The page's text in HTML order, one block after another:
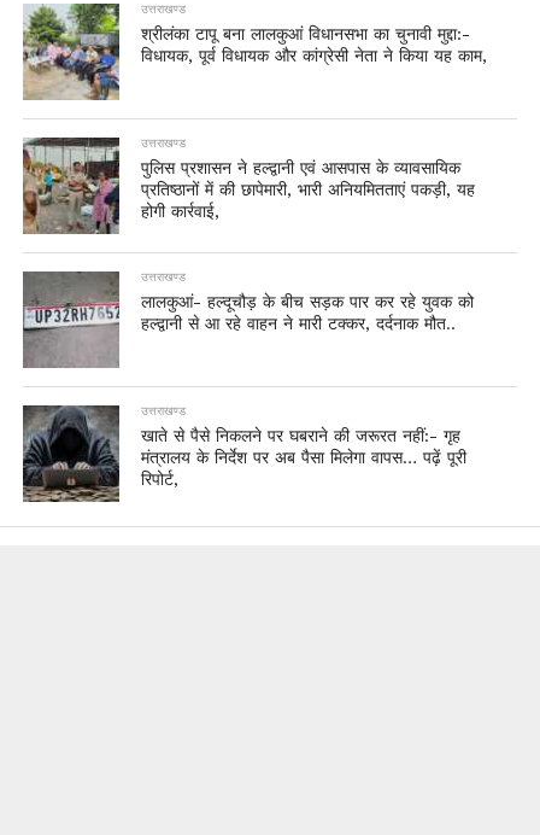
उत्तराखण्ड
श्रीलंका टापू बना लालकुआं विधानसभा का चुनावी मुद्दा:-
विधायक, पूर्व विधायक और कांग्रेसी नेता ने किया यह काम,
उत्तराखण्ड
पुलिस प्रशासन ने हल्द्वानी एवं आसपास के व्यावसायिक
प्रतिष्ठानों में की छापेमारी, भारी अनियमितताएं पकड़ी, यह
होगी कार्रवाई,
उत्तराखण्ड
लालकुआं- हल्दूचौड़ के बीच सड़क पार कर रहे युवक को
हल्द्वानी से आ रहे वाहन ने मारी टक्कर, दर्दनाक मौत..
उत्तराखण्ड
खाते से पैसे निकलने पर घबराने की जरूरत नहीं:- गृह
मंत्रालय के निर्देश पर अब पैसा मिलेगा वापस… पढ़ें पूरी
रिपोर्ट,